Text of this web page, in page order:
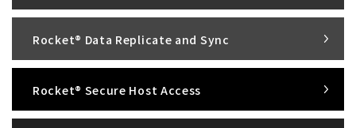
Rocket® Data Replicate and Sync
Rocket® Secure Host Access